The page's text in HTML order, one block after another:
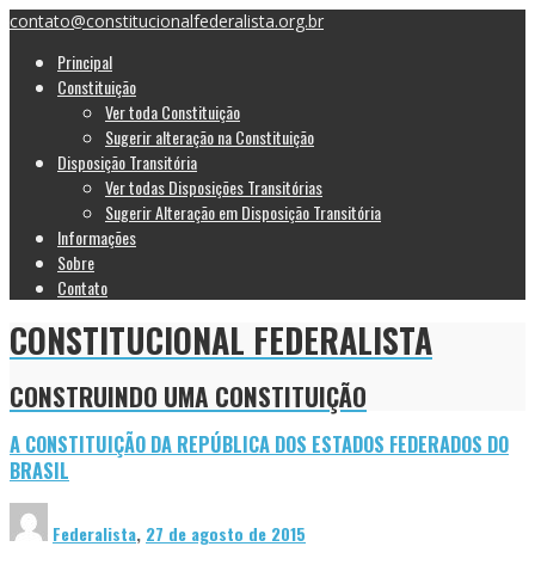
contato@constitucionalfederalista.org.br
Principal
Constituição
Ver toda Constituição
Sugerir alteração na Constituição
Disposição Transitória
Ver todas Disposições Transitórias
Sugerir Alteração em Disposição Transitória
Informações
Sobre
Contato
CONSTITUCIONAL FEDERALISTA
CONSTRUINDO UMA CONSTITUIÇÃO
A CONSTITUIÇÃO DA REPÚBLICA DOS ESTADOS FEDERADOS DO
BRASIL
Federalista, 27 de agosto de 2015